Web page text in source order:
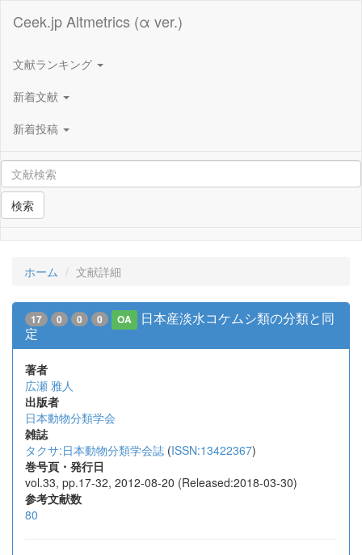
Ceek.jp Altmetrics (α ver.)
文献ランキング
新着文献
新着投稿
検索
ホーム 文献詳細
17 0 0 0 OA
日本産淡水コケムシ類の分類と同
定
著者
広瀬 雅人
出版者
日本動物分類学会
雑誌
タクサ:日本動物分類学会誌 (ISSN:13422367)
巻号頁・発行日
vol.33, pp.17-32, 2012-08-20 (Released:2018-03-30)
参考文献数
80